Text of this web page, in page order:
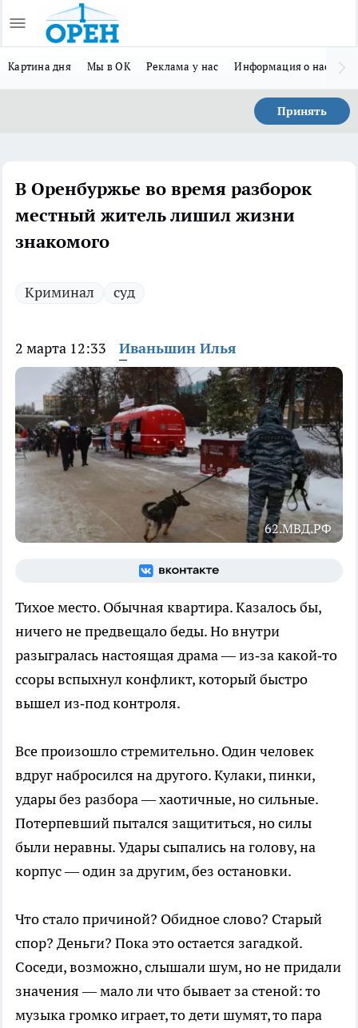
Картина дня Мы в ОК Реклама у нас Информация о нас
Принять
В Оренбуржье во время разборок
местный житель лишил жизни
знакомого
Криминал суд
2 марта 12:33 Иваньшин Илья
62.МВД.РФ
Тихое место. Обычная квартира. Казалось бы,
ничего не предвещало беды. Но внутри
разыгралась настоящая драма — из‑за какой‑то
ссоры вспыхнул конфликт, который быстро
вышел из‑под контроля.
Все произошло стремительно. Один человек
вдруг набросился на другого. Кулаки, пинки,
удары без разбора — хаотичные, но сильные.
Потерпевший пытался защититься, но силы
были неравны. Удары сыпались на голову, на
корпус — один за другим, без остановки.
Что стало причиной? Обидное слово? Старый
спор? Деньги? Пока это остается загадкой.
Соседи, возможно, слышали шум, но не придали
значения — мало ли что бывает за стеной: то
музыка громко играет, то дети шумят, то пара